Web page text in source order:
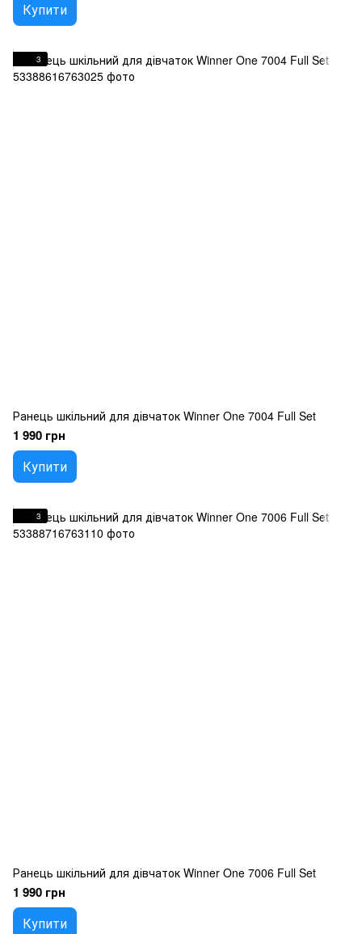
Купити
3
Ранець шкільний для дівчаток Winner One 7004 Full Set
1 990 грн
Купити
3
Ранець шкільний для дівчаток Winner One 7006 Full Set
1 990 грн
Купити